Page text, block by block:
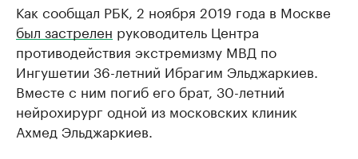
Как сообщал РБК, 2 ноября 2019 года в Москве
был застрелен руководитель Центра
противодействия экстремизму МВД по
Ингушетии 36-летний Ибрагим Эльджаркиев.
Вместе с ним погиб его брат, 30-летний
нейрохирург одной из московских клиник
Ахмед Эльджаркиев.